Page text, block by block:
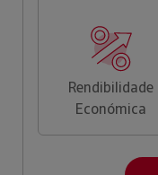
Rendibilidade
Económica